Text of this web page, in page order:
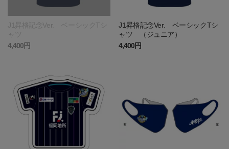
J1昇格記念Ver. ベーシックTシ
ャツ
4,400円
J1昇格記念Ver. ベーシックTシ
ャツ （ジュニア）
4,400円